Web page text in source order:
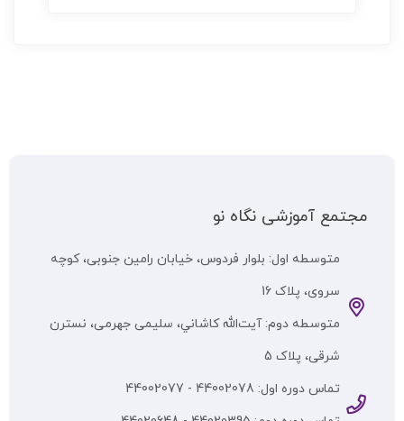
مجتمع آموزشی نگاه نو
متوسطه اول: بلوار فردوس، خیابان رامین جنوبی، کوچه
سروی، پلاک 16
متوسطه دوم: آيت‌الله كاشاني، سلیمی جهرمی، نسترن
شرقی، پلاک 5
تماس دوره اول: 44002078 - 44002077